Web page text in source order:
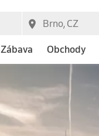
Zábava Obchody